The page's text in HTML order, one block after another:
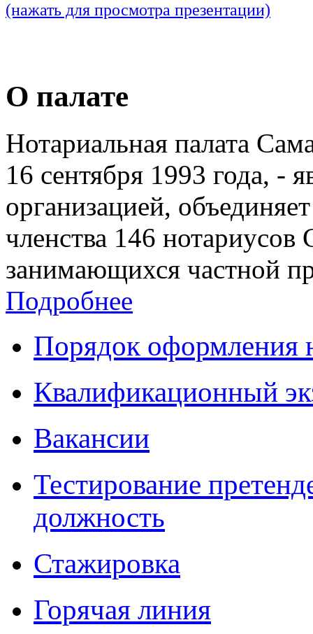
(нажать для просмотра презентации)
О палате
Нотариальная палата
16 сентября 1993 года, -
организацией,
членства 146 нотариусов
занимающихся частной
Подробнее
Порядок оформления
Квалификационный
Вакансии
Тестирование
должность
Стажировка
Горячая линия